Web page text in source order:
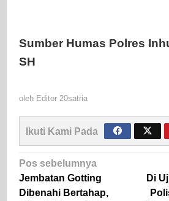
Sumber Humas Polres
SH
oleh Editor 20satria
Ikuti Kami Pada
Navigasi
pos
Pos sebelumnya
Jembatan Gotting
Dibenahi Bertahap,
Di